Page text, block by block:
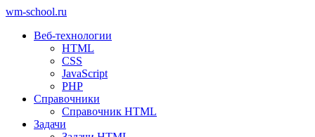
wm-school.ru
Веб-технологии
HTML
CSS
JavaScript
PHP
Справочники
Справочник HTML
Задачи